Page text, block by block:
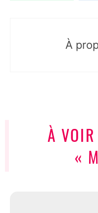
À
À
«